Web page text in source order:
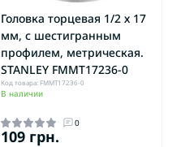
Головка торцевая 1/2 х 17
мм, с шестигранным
профилем, метрическая.
STANLEY FMMT17236-0
Код товара: FMMT17236-0
В наличии
0
109 грн.